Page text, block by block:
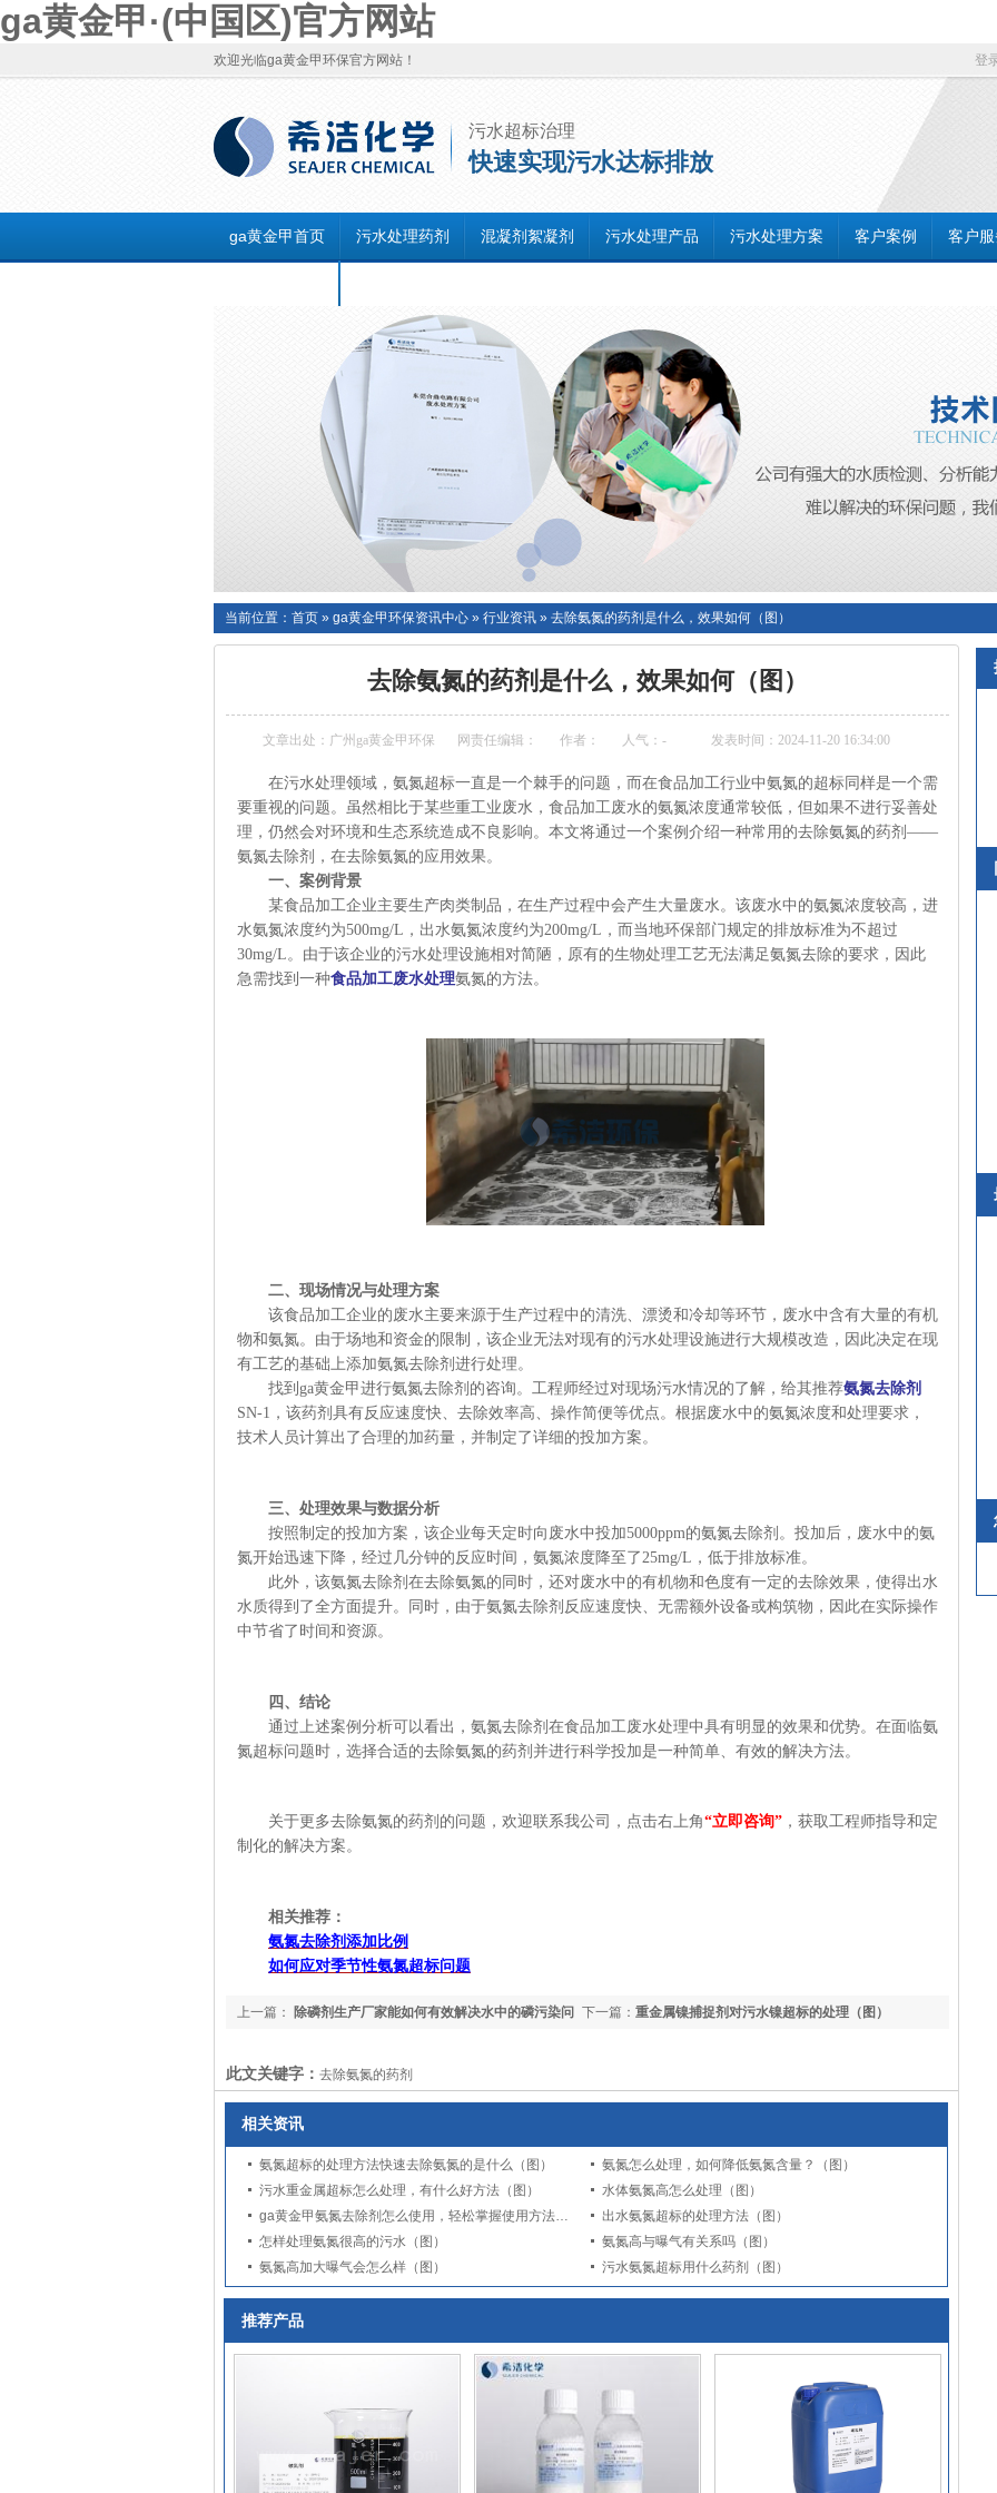
ga黄金甲·(中国区)官方网站
欢迎光临ga黄金甲环保官方网站！ 登
污水超标治理
快速实现污水达标排放
ga黄金甲首页 污水处理药剂 混凝剂絮凝剂 污水处理产品 污水处理方案 客户案例 客户服
当前位置： 首页 » ga黄金甲环保资讯中心 » 行业资讯 » 去除氨氮的药剂是什么，效果如何（图）
去除氨氮的药剂是什么，效果如何（图）
文章出处：广州ga黄金甲环保 网责任编辑： 作者： 人气： - 发表时间：2024-11-20 16:34:00
在污水处理领域，氨氮超标一直是一个棘手的问题，而在食品加工行业中氨氮的超标同样是一个需
要重视的问题。虽然相比于某些重工业废水，食品加工废水的氨氮浓度通常较低，但如果不进行妥善处
理，仍然会对环境和生态系统造成不良影响。本文将通过一个案例介绍一种常用的去除氨氮的药剂 ——
氨氮去除剂， 在去除氨氮的应用效果。
一、案例背景
某食品加工企业主要生产肉类制品，在生产过程中会产生大量废水。该废水中的氨氮浓度较高，进
水氨氮浓度约为500mg/L，出水氨氮浓度约为200mg/L，而当地环保部门规定的排放标准为不超过
30mg/L。由于该企业的污水处理设施相对简陋，原有的生物处理工艺无法满足氨氮去除的要求，因此
急需找到一种食品加工废水处理氨氮的方法。
二、现场情况与处理方案
该食品加工企业的废水主要来源于生产过程中的清洗、漂烫和冷却等环节，废水中含有大量的有机
物和氨氮。由于场地和资金的限制，该企业无法对现有的污水处理设施进行大规模改造，因此决定在现
有工艺的基础上添加氨氮去除剂进行处理。
找到ga黄金甲进行氨氮去除剂的咨询。工程师经过对现场污水情况的了解，给其推荐氨氮去除剂
SN-1，该药剂 具有反应速度快、去除效率高、操作简便等优点。根据废水中的氨氮浓度和处理要求，
技术人员计算出了合理的加药量，并制定了详细的投加方案。
三、处理效果与数据分析
按照制定的投加方案，该企业每天定时向废水中投加5000ppm的氨氮去除剂。投加后，废水中的氨
氮开始迅速下降，经过几分钟的反应时间，氨氮浓度降至了 25mg/L，低于排放标准。
此外，该氨氮去除剂在去除氨氮的同时，还对废水中的有机物和色度有一定的去除效果，使得出水
水质得到了全方面提升。同时，由于氨氮去除剂反应速度快、无需额外设备或构筑物，因此在实际操作
中节省了时间和资源。
四、结论
通过上述案例分析可以看出，氨氮去除剂在食品加工废水处理中具有明显的效果和优势。在面临氨
氮超标问题时，选择合适的去除氨氮的药剂并进行科学投加是一种简单、有效的解决方法。
关于更多去除氨氮的药剂 的问题，欢迎联系我公司，点击右上角“立即咨询” ，获取工程师指导和定
制化的解决方案。
相关推荐：
氨氮去除剂添加比例
如何应对季节性氨氮超标问题
下一篇： 重金属镍捕捉剂对污水镍超标的处理（图）
上一篇： 除磷剂生产厂家能如何有效解决水中的磷污染问
此文关键字： 去除氨氮的药剂
相关资讯
氨氮超标的处理方法快速去除氨氮的是什么（图）
氨氮怎么处理，如何降低氨氮含量？（图）
污水重金属超标怎么处理，有什么好方法（图）
水体氨氮高怎么处理（图）
ga黄金甲氨氮去除剂怎么使用，轻松掌握使用方法（图）
出水氨氮超标的处理方法（图）
怎样处理氨氮很高的污水（图）
氨氮高与曝气有关系吗（图）
氨氮高加大曝气会怎么样（图）
污水氨氮超标用什么药剂（图）
推荐产品